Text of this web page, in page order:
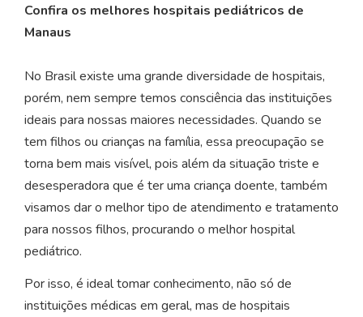
Confira os melhores hospitais pediátricos de
Manaus
No Brasil existe uma grande diversidade de hospitais,
porém, nem sempre temos consciência das instituições
ideais para nossas maiores necessidades. Quando se
tem filhos ou crianças na família, essa preocupação se
torna bem mais visível, pois além da situação triste e
desesperadora que é ter uma criança doente, também
visamos dar o melhor tipo de atendimento e tratamento
para nossos filhos, procurando o melhor hospital
pediátrico.
Por isso, é ideal tomar conhecimento, não só de
instituições médicas em geral, mas de hospitais